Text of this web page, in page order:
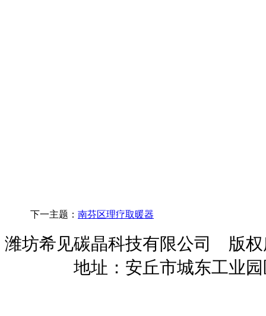
下一主题： 南芬区理疗取暖器
潍坊希见碳晶科技有限公司
地址：安丘市城东工业